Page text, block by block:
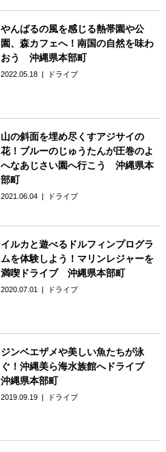
やんばるの風を感じる熱帯園や公
園、森カフェへ！南国の自然を味わ
おう 沖縄県本部町
2022.05.18 ドライブ
山の斜面を埋め尽くすアジサイの
花！ブルーのじゅうたんが圧巻のよ
へなあじさい園へ行こう 沖縄県本
部町
2021.06.04 ドライブ
イルカと遊べるドルフィンプログラ
ムを体験しよう！マリンレジャーを
満喫ドライブ 沖縄県本部町
2020.07.01 ドライブ
ジンベエザメや美しい魚たちが泳
ぐ！沖縄美ら海水族館へドライブ
沖縄県本部町
2019.09.19 ドライブ